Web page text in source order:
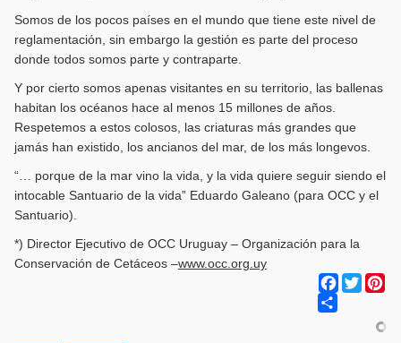
Somos de los pocos países en el mundo que tiene este nivel de
reglamentación, sin embargo la gestión es parte del proceso
donde todos somos parte y contraparte.
Y por cierto somos apenas visitantes en su territorio, las ballenas
habitan los océanos hace al menos 15 millones de años.
Respetemos a estos colosos, las criaturas más grandes que
jamás han existido, los ancianos del mar, de los más longevos.
“… porque de la mar vino la vida, y la vida quiere seguir siendo el
intocable Santuario de la vida” Eduardo Galeano (para OCC y el
Santuario).
*) Director Ejecutivo de OCC Uruguay – Organización para la
Conservación de Cetáceos –www.occ.org.uy
Facebook
Twitter